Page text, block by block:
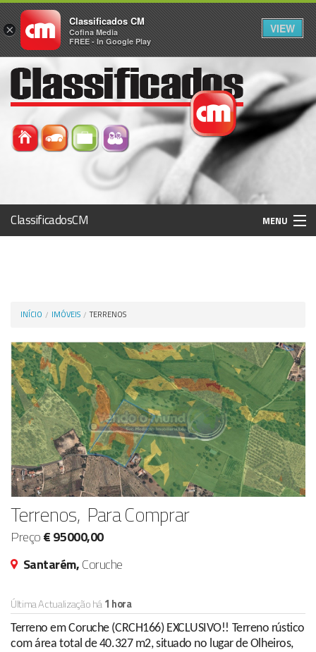
ClassificadosCM MENU
INÍCIO IMÓVEIS TERRENOS
Terrenos, Para Comprar
Preço€ 95000,00
Santarém,Coruche
Última Actualização há1 hora
Terreno em Coruche (CRCH166) EXCLUSIVO!! Terreno rústico
com área total de 40.327 m2, situado no lugar de Olheiros,
×
Classificados CM
Cofina Media
FREE - In Google Play
VIEW